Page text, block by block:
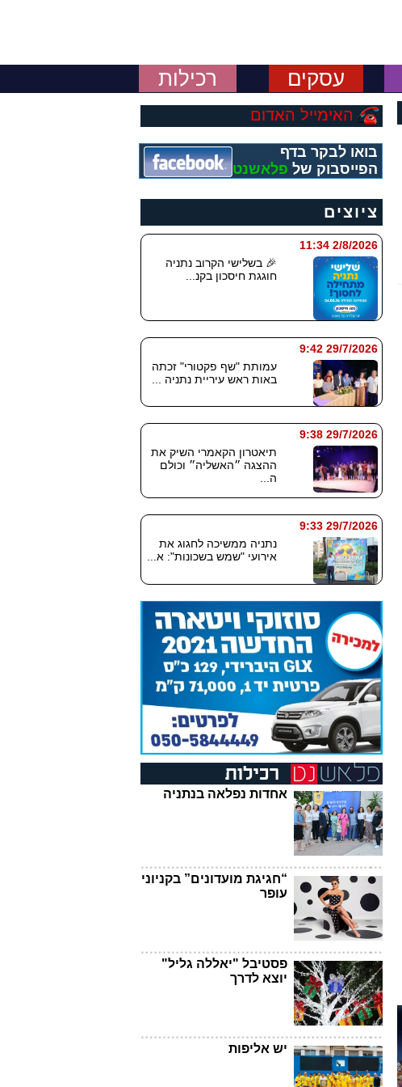
עסקים רכילות
האימייל האדום
בואו לבקר בדף
הפייסבוק של פלאשנט
ציוצים
2/8/2026 11:34
🎉 בשלישי הקרוב נתניה
חוגגת חיסכון בקנ...
29/7/2026 9:42
עמותת "שף פקטורי" זכתה
באות ראש עיריית נתניה ...
29/7/2026 9:38
תיאטרון הקאמרי השיק את
ההצגה ״האשליה״ וכולם
ה...
29/7/2026 9:33
נתניה ממשיכה לחגוג את
אירועי "שמש בשכונות": א...
אחדות נפלאה בנתניה
“חגיגת מועדונים” בקניוני
עופר
פסטיבל "יאללה גליל"
יוצא לדרך
יש אליפות